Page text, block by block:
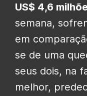
US$ 4,6
semana,
em
se de uma
seus dois, na
melhor,